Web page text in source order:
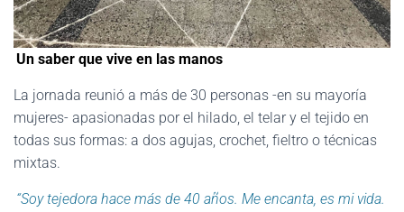
Un saber que vive en las manos
La jornada reunió a más de 30 personas -en su mayoría
mujeres- apasionadas por el hilado, el telar y el tejido en
todas sus formas: a dos agujas, crochet, fieltro o técnicas
mixtas.
“Soy tejedora hace más de 40 años. Me encanta, es mi vida.